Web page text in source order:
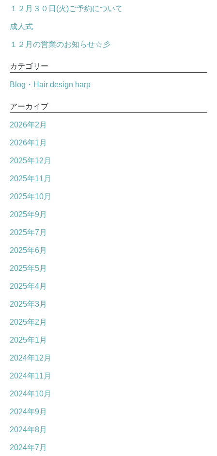
１２月３０日(火)ご予約について
成人式
１２月の営業のお知らせ☆彡
カテゴリー
Blog・Hair design harp
アーカイブ
2026年2月
2026年1月
2025年12月
2025年11月
2025年10月
2025年9月
2025年7月
2025年6月
2025年5月
2025年4月
2025年3月
2025年2月
2025年1月
2024年12月
2024年11月
2024年10月
2024年9月
2024年8月
2024年7月